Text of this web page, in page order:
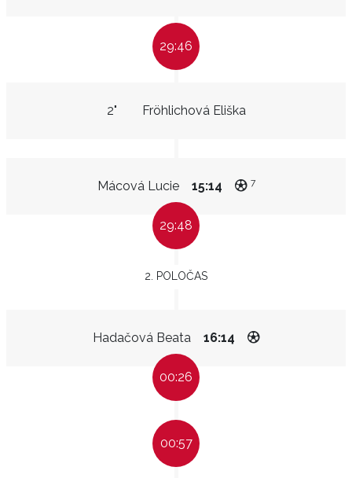
29:46
Fröhlichová Eliška
2"
Mácová Lucie 15:14 7
29:48
2. POLOČAS
Hadačová Beata 16:14
00:26
00:57